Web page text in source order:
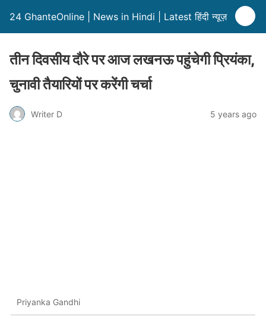
24 GhanteOnline | News in Hindi | Latest हिंदी न्यूज़
तीन दिवसीय दौरे पर आज लखनऊ पहुंचेगी प्रियंका,
चुनावी तैयारियों पर करेंगी चर्चा
Writer D 5 years ago
Priyanka Gandhi